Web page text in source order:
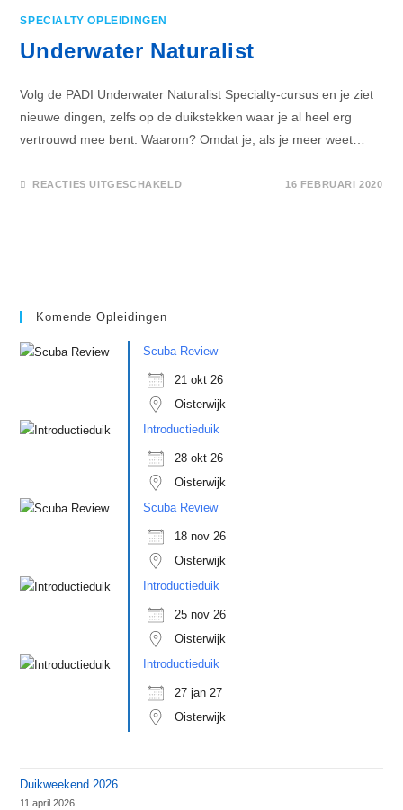
SPECIALTY OPLEIDINGEN
Underwater Naturalist
Volg de PADI Underwater Naturalist Specialty-cursus en je ziet
nieuwe dingen, zelfs op de duikstekken waar je al heel erg
vertrouwd mee bent. Waarom? Omdat je, als je meer weet…
REACTIES UITGESCHAKELDVOOR
16 FEBRUARI 2020
Komende Opleidingen
Scuba Review
21 okt 26
Oisterwijk
Introductieduik
28 okt 26
Oisterwijk
Scuba Review
18 nov 26
Oisterwijk
Introductieduik
25 nov 26
Oisterwijk
Introductieduik
27 jan 27
Oisterwijk
Duikweekend 2026
11 april 2026